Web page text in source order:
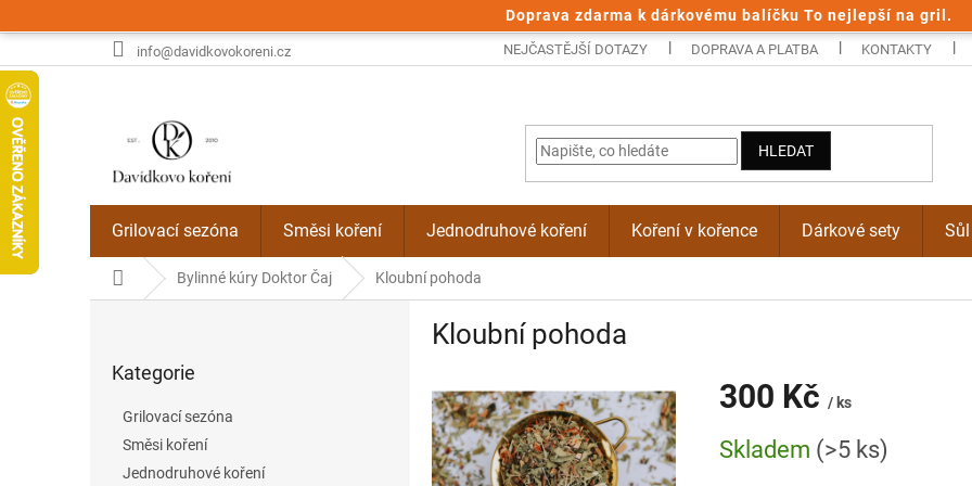
Doprava zdarma k dárkovému balíčku To nejlepší na gril.
na
info@davidkovokoreni.cz NEJČASTĚJŠÍ DOTAZY DOPRAVA A PLATBA KONTAKTY
HLEDAT
Grilovací sezóna Směsi koření Jednodruhové koření Koření v kořence Dárkové sety Sůl
Domů Bylinné kúry Doktor Čaj Kloubní pohoda
kategorie
Kategorie
Grilovací sezóna
Směsi koření
Jednodruhové koření
Kloubní pohoda
300 Kč / ks
cena:
Skladem (>5 ks)